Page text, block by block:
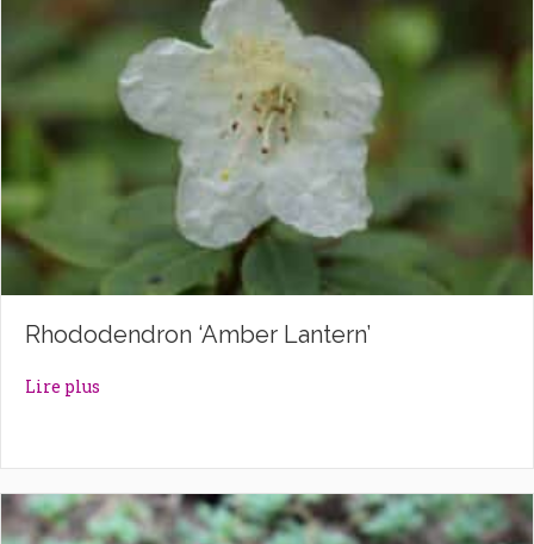
Rhododendron ‘Amber Lantern’
Lire plus